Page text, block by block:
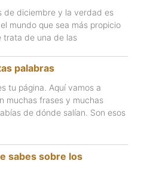
de diciembre y la verdad es
mundo que sea más propicio
trata de una de las
palabras
tu página. Aquí vamos a
muchas frases y muchas
de dónde salían. Son esos
sabes sobre los